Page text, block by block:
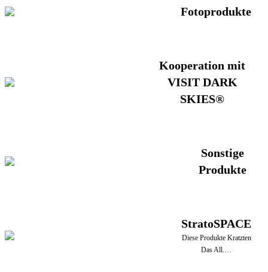
Fotoprodukte
Kooperation mit
VISIT DARK
SKIES®
Sonstige
Produkte
StratoSPACE
Diese Produkte Kratzten
Das All.…